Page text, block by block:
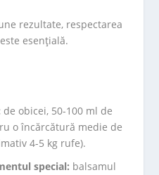
rezultate, respectarea
esențială.
de obicei, 50-100 ml de
o încărcătură medie de
4-5 kg rufe).
special: balsamul